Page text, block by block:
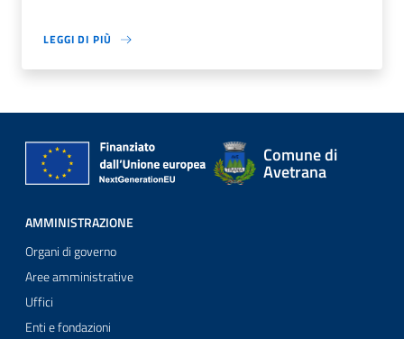
LEGGI DI PIÙ
Comune di
Avetrana
AMMINISTRAZIONE
Organi di governo
Aree amministrative
Uffici
Enti e fondazioni